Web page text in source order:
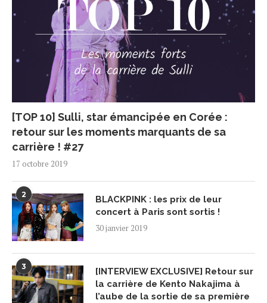
[TOP 10] Sulli, star émancipée en Corée :
retour sur les moments marquants de sa
carrière ! #27
17 octobre 2019
2
BLACKPINK : les prix de leur
concert à Paris sont sortis !
30 janvier 2019
3
[INTERVIEW EXCLUSIVE] Retour sur
la carrière de Kento Nakajima à
l’aube de la sortie de sa première